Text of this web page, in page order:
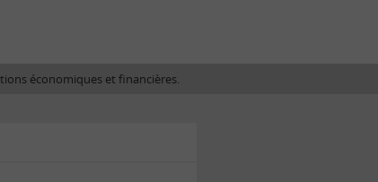
économiques et financières.